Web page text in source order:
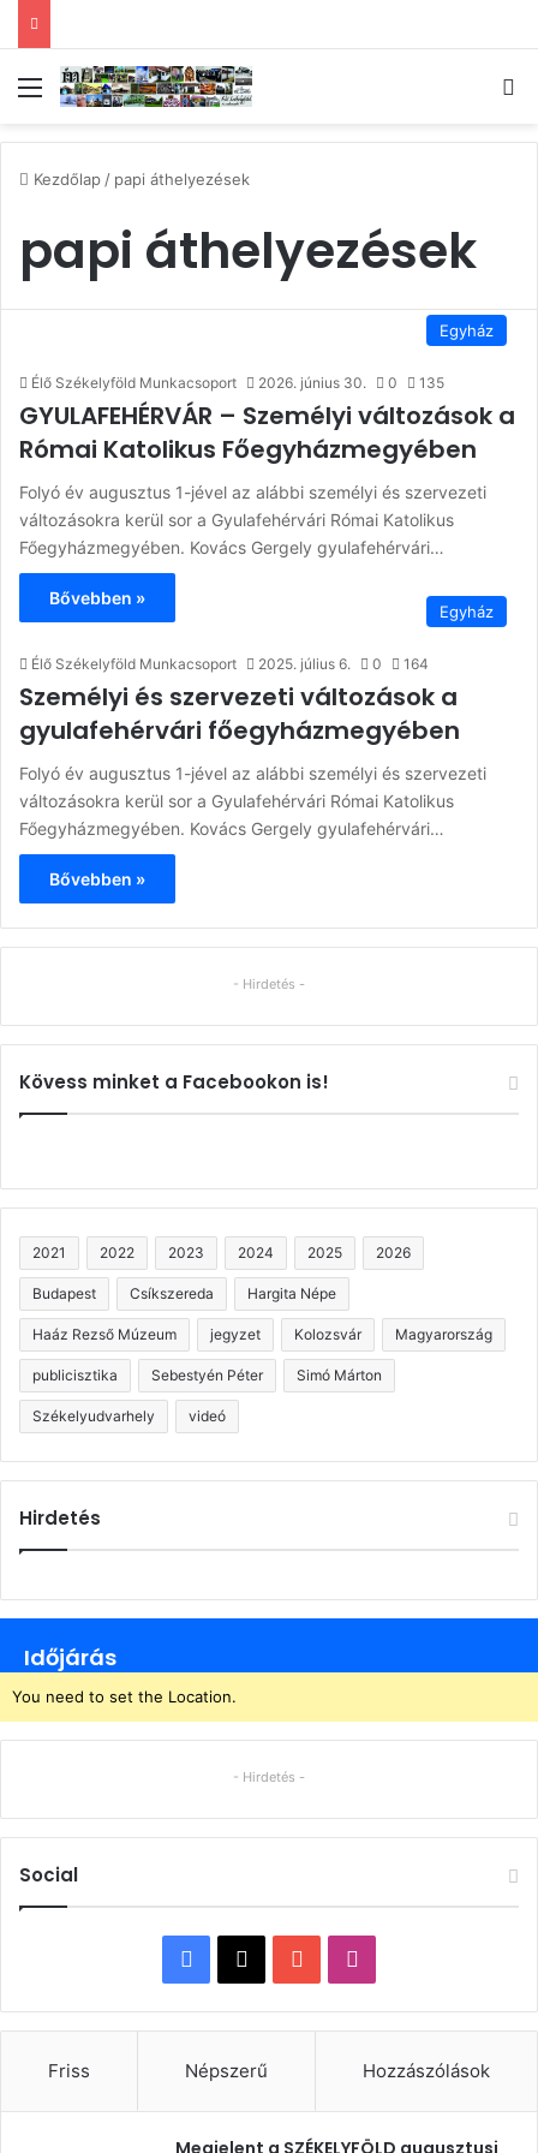
Menü
Kezdőlap/ papi áthelyezések
papi áthelyezések
Egyház
Élő Székelyföld Munkacsoport 2026. június 30. 0 135
GYULAFEHÉRVÁR – Személyi változások a
Római Katolikus Főegyházmegyében
Folyó év augusztus 1-jével az alábbi személyi és szervezeti
változásokra kerül sor a Gyulafehérvári Római Katolikus
Főegyházmegyében. Kovács Gergely gyulafehérvári…
Bővebben »
Egyház
Élő Székelyföld Munkacsoport 2025. július 6. 0 164
Személyi és szervezeti változások a
gyulafehérvári főegyházmegyében
Folyó év augusztus 1-jével az alábbi személyi és szervezeti
változásokra kerül sor a Gyulafehérvári Római Katolikus
Főegyházmegyében. Kovács Gergely gyulafehérvári…
Bővebben »
- Hirdetés -
Kövess minket a Facebookon is!
2021 2022 2023 2024 2025 2026
Budapest Csíkszereda Hargita Népe
Haáz Rezső Múzeum jegyzet Kolozsvár Magyarország
publicisztika Sebestyén Péter Simó Márton
Székelyudvarhely videó
Hirdetés
Időjárás
You need to set the Location.
- Hirdetés -
Social
Facebook
X YouTube
Friss Népszerű Hozzászólások